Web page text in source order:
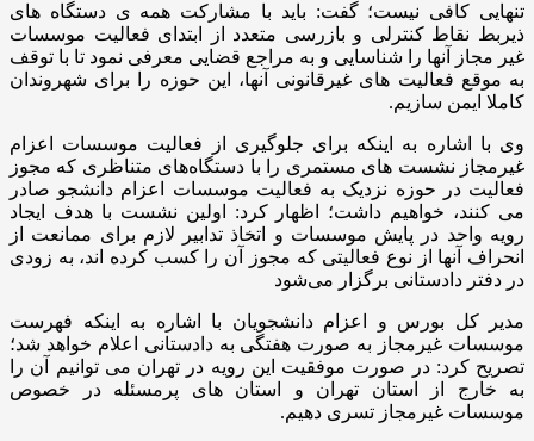
تنهایی کافی نیست؛ گفت: باید با مشارکت همه ی دستگاه های
ذیربط نقاط کنترلی و بازرسی متعدد از ابتدای فعالیت موسسات
غیر مجاز آنها را شناسایی و به مراجع قضایی معرفی نمود تا با توقف
به موقع فعالیت های غیرقانونی آنها، این حوزه را برای شهروندان
کاملا ایمن سازیم.
وی با اشاره به اینکه برای جلوگیری از فعالیت موسسات اعزام
غیرمجاز نشست های مستمری را با دستگاه‌های متناظری که مجوز
فعالیت در حوزه نزدیک به فعالیت موسسات اعزام دانشجو صادر
می کنند، خواهیم داشت؛ اظهار کرد: اولین نشست با هدف ایجاد
رویه واحد در پایش موسسات و اتخاذ تدابیر لازم برای ممانعت از
انحراف آنها از نوع فعالیتی که مجوز آن را کسب کرده اند، به زودی
در دفتر دادستانی برگزار می‌شود
مدیر کل بورس و اعزام دانشجویان با اشاره به اینکه فهرست
موسسات غیرمجاز به صورت هفتگی به دادستانی اعلام خواهد شد؛
تصریح کرد: در صورت موفقیت این رویه در تهران می توانیم آن را
به خارج از استان تهران و استان های پرمسئله در خصوص
موسسات غیرمجاز تسری دهیم.